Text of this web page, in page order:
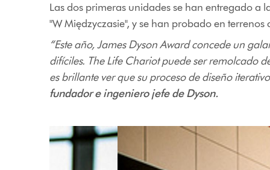
Las dos primeras unidades se han entregado
"W Międzyczasie", y se han probado en
“Este año, James Dyson Award concede un
difíciles. The Life Chariot puede ser remolcado
es brillante ver que su proceso de diseño
fundador e ingeniero jefe de Dyson.
This
is